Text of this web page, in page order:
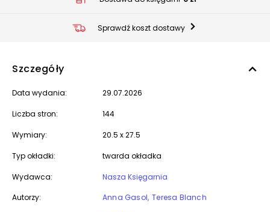
Sprawdź koszt dostawy
Szczegóły
Data wydania: 29.07.2026
Liczba stron: 144
Wymiary: 20.5 x 27.5
Typ okładki: twarda okładka
Wydawca:
Nasza Księgarnia
Autorzy:
Anna Gasol Teresa Blanch